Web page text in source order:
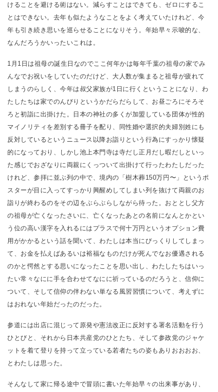
けることを避ける術はない。減らすことはできても、ゼロにするこ
とはできない。去年も似たようなことをよく考えていたけれど、今
年も引き続き思いを巡らせることになりそう。年始早々示唆的な、
なんだろうかいったいこれは。
1月1日は祖母の誕生日なのでここ何年かは毎年千葉の祖母の家でみ
んなでお祝いをしていたのだけど、大人数が集まると祖母が疲れて
しまうのらしく、今年は叔父家族が1日に行くということになり、わ
たしたちは家でのんびりというかだらだらして、お昼ごろにそろそ
ろと初詣に出掛けた。日本の神社の多くが加盟している団体が性的
マイノリティを差別する冊子を配り、同性婚や選択的夫婦別姓にも
反対しているというニュース以降お詣りという行為にすっかり懐疑
的になっており、しかし池上本門寺は寺だし正月だし暇だしといっ
た感じでおざなりに両親にくっついて出掛けて行ったわたしだった
けれど、参拝に並ぶ列の中で、境内の「樹木葬150万円〜」というポ
スターが目に入ってすっかり興醒めしてしまい列を抜けて両親のお
詣りが終わるのをその辺をぶらぶらしながら待った。おととし父方
の祖母が亡くなったさいに、亡くなったあとの名前になんとかとい
う位の高い漢字を入れるにはプラスで何十万円というオプション費
用がかかるという話を聞いて、わたしは本当にびっくりしてしまっ
て、お金を払えばあるいは裕福なものだけが死んでなお優遇される
のかと愕然とする思いになったことを思い出し、わたしたちはいっ
たい常々なにに手を合わせてなにに祈っているのだろうと、信仰に
ついて、そして信仰の伴わない単なる風習習慣について、考えずに
はおれない年始だったのだった。
参道には出店に混じって原発や憲法改正に反対する署名活動を行う
ひとびと、それから日本共産党のひとたち、そして参政党のジャケ
ットを着て登りを持って立っている若者たちの姿もありおおおお、
とわたしは思った。
そんなして家に帰る途中で冒頭に書いた年始早々の出来事があり、